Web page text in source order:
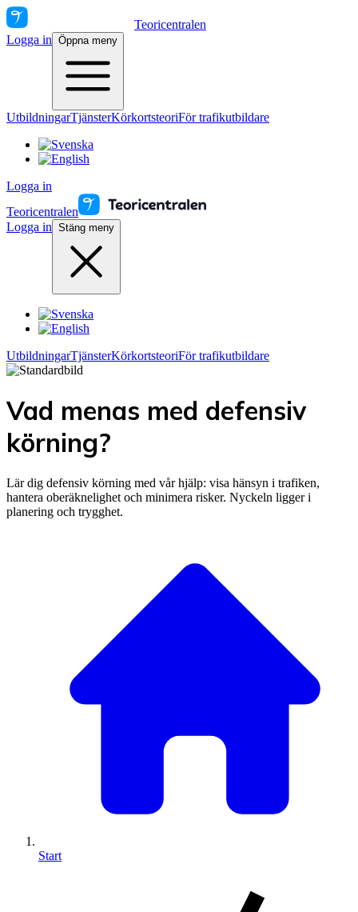
Teoricentralen
Logga in Öppna meny
UtbildningarTjänsterKörkortsteoriFör trafikutbildare
Logga in
Teoricentralen
Logga in Stäng meny
UtbildningarTjänsterKörkortsteoriFör trafikutbildare
Vad menas med defensiv
körning?
Lär dig defensiv körning med vår hjälp: visa hänsyn i trafiken,
hantera oberäknelighet och minimera risker. Nyckeln ligger i
planering och trygghet.
Start